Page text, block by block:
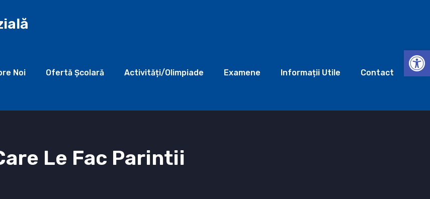
Noi Ofertă Şcolară Activități/Olimpiade Examene Informații Utile Contact
Le Fac Parintii